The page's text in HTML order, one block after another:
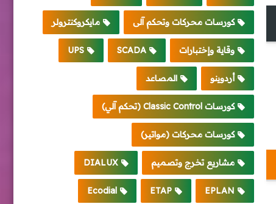
كورسات محركات وتحكم آلى مايكروكنترولر
وقاية وإختبارات SCADA
UPS
أردوينو المصاعد
كورسات Classic Control (تحكم آلي)
كورسات محركات (مواتير)
مشاريع تخرج وتصميم DIALUX
EPLAN
ETAP
Ecodial